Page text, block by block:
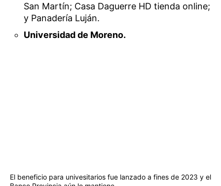
San Martín; Casa Daguerre HD tienda online;
y Panadería Luján.
Universidad de Moreno.
El beneficio para univesitarios fue lanzado a fines de 2023 y el